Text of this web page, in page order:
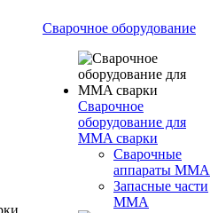
Сварочное оборудование
Сварочное
оборудование для
MMA сварки
Сварочные
аппараты MMA
Запасные части
MMA